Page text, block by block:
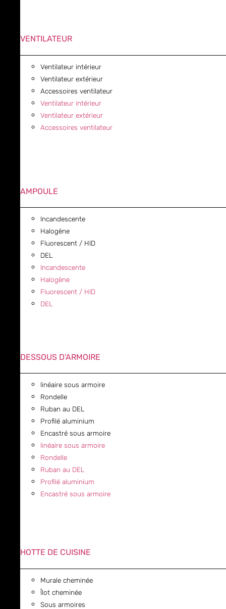
VENTILATEUR
Ventilateur intérieur
Ventilateur extérieur
Accessoires ventilateur
Ventilateur intérieur
Ventilateur extérieur
Accessoires ventilateur
AMPOULE
Incandescente
Halogène
Fluorescent / HID
DEL
Incandescente
Halogène
Fluorescent / HID
DEL
DESSOUS D'ARMOIRE
linéaire sous armoire
Rondelle
Ruban au DEL
Profilé aluminium
Encastré sous armoire
linéaire sous armoire
Rondelle
Ruban au DEL
Profilé aluminium
Encastré sous armoire
HOTTE DE CUISINE
Murale cheminée
Îlot cheminée
Sous armoires